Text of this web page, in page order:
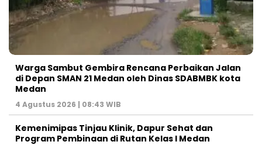
Warga Sambut Gembira Rencana Perbaikan Jalan
di Depan SMAN 21 Medan oleh Dinas SDABMBK kota
Medan
4 Agustus 2026 | 08:43 WIB
Kemenimipas Tinjau Klinik, Dapur Sehat dan
Program Pembinaan di Rutan Kelas I Medan